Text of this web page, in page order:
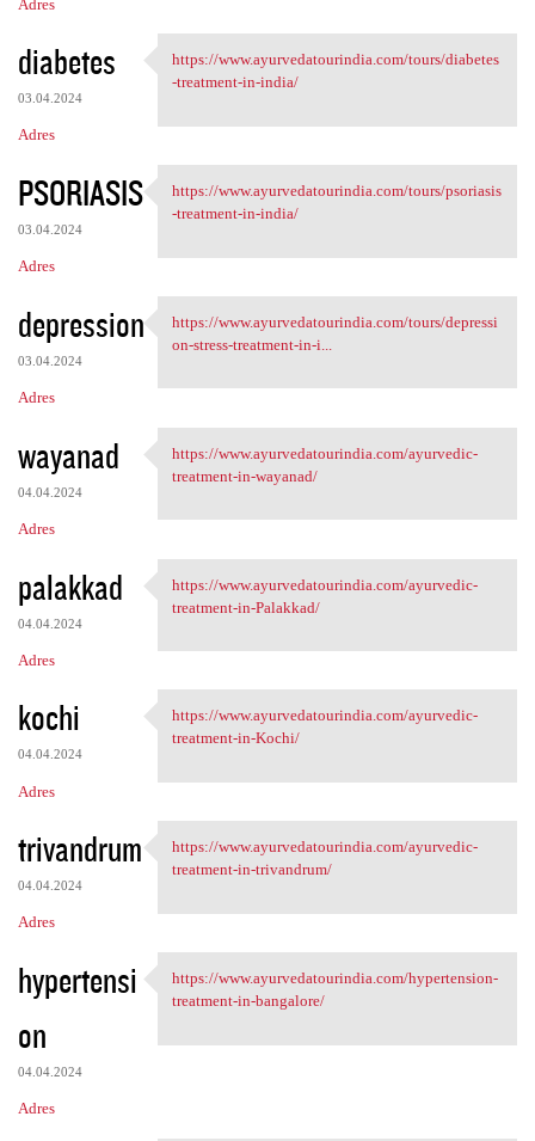
Adres
diabetes
03.04.2024
Adres
https://www.ayurvedatourindia
https://www.ayurvedatourindia.com/tours/diabetes
-treatment-in-india/
PSORIASIS
03.04.2024
Adres
https://www.ayurvedatourindia
https://www.ayurvedatourindia.com/tours/psoriasis
-treatment-in-india/
depression
03.04.2024
Adres
https://www.ayurvedatourindia
https://www.ayurvedatourindia.com/tours/depressi
on-stress-treatment-in-i...
wayanad
04.04.2024
Adres
https://www.ayurvedatourindia
https://www.ayurvedatourindia.com/ayurvedic-
treatment-in-wayanad/
palakkad
04.04.2024
Adres
https://www.ayurvedatourindia
https://www.ayurvedatourindia.com/ayurvedic-
treatment-in-Palakkad/
kochi
04.04.2024
Adres
https://www.ayurvedatourindia
https://www.ayurvedatourindia.com/ayurvedic-
treatment-in-Kochi/
trivandrum
04.04.2024
Adres
https://www.ayurvedatourindia
https://www.ayurvedatourindia.com/ayurvedic-
treatment-in-trivandrum/
hypertensi
on
04.04.2024
Adres
https://www.ayurvedatourindia
https://www.ayurvedatourindia.com/hypertension-
treatment-in-bangalore/